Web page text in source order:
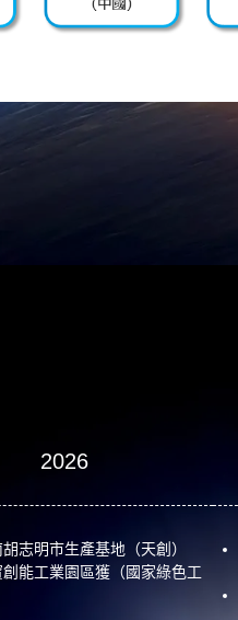
2026
志明市生產基地（天創）
能工業園區獲（國家綠色工